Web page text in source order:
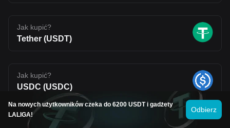
Jak kupić?
Tether (USDT)
Jak kupić?
USDC (USDC)
Jak kupić?
Na nowych użytkowników czeka do 6200 USDT i gadżety
LALIGA!
Odbierz